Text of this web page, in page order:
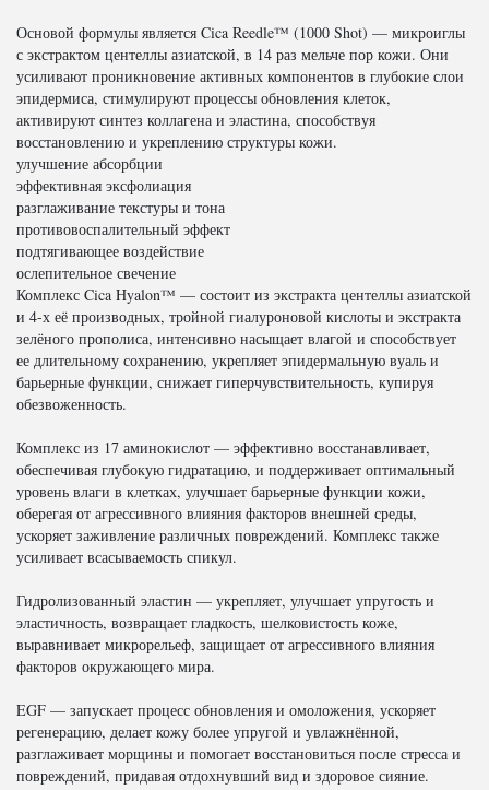
Основой формулы является Cica Reedle™ (1000 Shot) — микроиглы
с экстрактом центеллы азиатской, в 14 раз мельче пор кожи. Они
усиливают проникновение активных компонентов в глубокие слои
эпидермиса, стимулируют процессы обновления клеток,
активируют синтез коллагена и эластина, способствуя
восстановлению и укреплению структуры кожи.
улучшение абсорбции
эффективная эксфолиация
разглаживание текстуры и тона
противовоспалительный эффект
подтягивающее воздействие
ослепительное свечение
Комплекс Cica Hyalon™ — состоит из экстракта центеллы азиатской
и 4-х её производных, тройной гиалуроновой кислоты и экстракта
зелёного прополиса, интенсивно насыщает влагой и способствует
ее длительному сохранению, укрепляет эпидермальную вуаль и
барьерные функции, снижает гиперчувствительность, купируя
обезвоженность.
Комплекс из 17 аминокислот — эффективно восстанавливает,
обеспечивая глубокую гидратацию, и поддерживает оптимальный
уровень влаги в клетках, улучшает барьерные функции кожи,
оберегая от агрессивного влияния факторов внешней среды,
ускоряет заживление различных повреждений. Комплекс также
усиливает всасываемость спикул.
Гидролизованный эластин — укрепляет, улучшает упругость и
эластичность, возвращает гладкость, шелковистость коже,
выравнивает микрорельеф, защищает от агрессивного влияния
факторов окружающего мира.
EGF — запускает процесс обновления и омоложения, ускоряет
регенерацию, делает кожу более упругой и увлажнённой,
разглаживает морщины и помогает восстановиться после стресса и
повреждений, придавая отдохнувший вид и здоровое сияние.